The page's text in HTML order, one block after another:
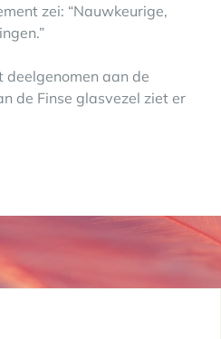
zei: “Nauwkeurige,
deelgenomen aan de
de Finse glasvezel ziet er